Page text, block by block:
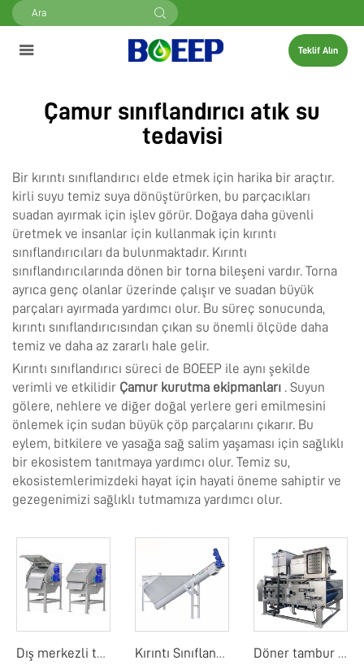
Teklif Alın
Çamur sınıflandırıcı atık su
tedavisi
Bir kırıntı sınıflandırıcı elde etmek için harika bir araçtır.
kirli suyu temiz suya dönüştürürken, bu parçacıkları
suadan ayırmak için işlev görür. Doğaya daha güvenli
üretmek ve insanlar için kullanmak için kırıntı
sınıflandırıcıları da bulunmaktadır. Kırıntı
sınıflandırıcılarında dönen bir torna bileşeni vardır. Torna
ayrıca genç olanlar üzerinde çalışır ve suadan büyük
parçaları ayırmada yardımcı olur. Bu süreç sonucunda,
kırıntı sınıflandırıcısından çıkan su önemli ölçüde daha
temiz ve daha az zararlı hale gelir.
Kırıntı sınıflandırıcı süreci de BOEEP ile aynı şekilde
verimli ve etkilidir Çamur kurutma ekipmanları . Suyun
gölere, nehlere ve diğer doğal yerlere geri emilmesini
önlemek için sudan büyük çöp parçalarını çıkarır. Bu
eylem, bitkilere ve yasağa sağ salim yaşaması için sağlıklı
bir ekosistem tanıtmaya yardımcı olur. Temiz su,
ekosistemlerimizdeki hayat için hayati öneme sahiptir ve
gezegenimizi sağlıklı tutmamıza yardımcı olur.
Dış merkezli tambur ekranı Kırıntı Sınıflandırıcı Döner tambur bant filtre basıncı